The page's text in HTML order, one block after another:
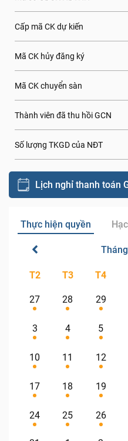
Cấp mã CK dự kiến
Mã CK hủy đăng ký
Mã CK chuyển sàn
Thành viên đã thu hồi GCN
Số lượng TKGD của NĐT
Lịch nghỉ thanh toán
Thực hiện quyền
T2 T3 T4
27 28 29
3 4 5
10 11 12
17 18 19
24 25 26